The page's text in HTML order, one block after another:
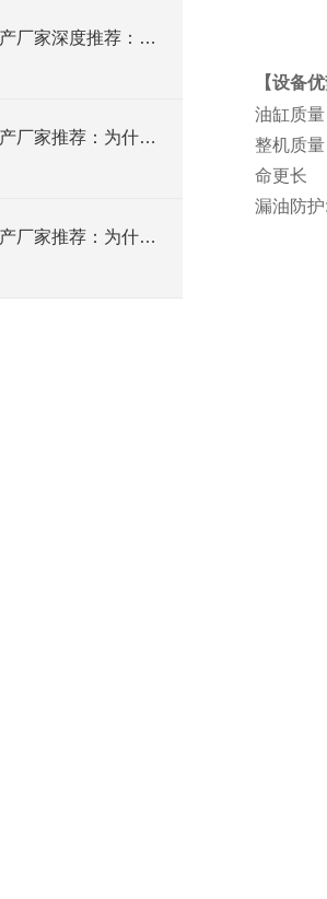
钢渣压饼机生产厂家深度推荐：为何恩派特成为高净值产线的优选
铜渣压饼机生产厂家推荐：为什么恩派特成为众多企业的信赖？
铁渣压饼机生产厂家推荐：为什么恩派特成为众多企业的优选？
【设备
油缸质
整机质
命更长
漏油防